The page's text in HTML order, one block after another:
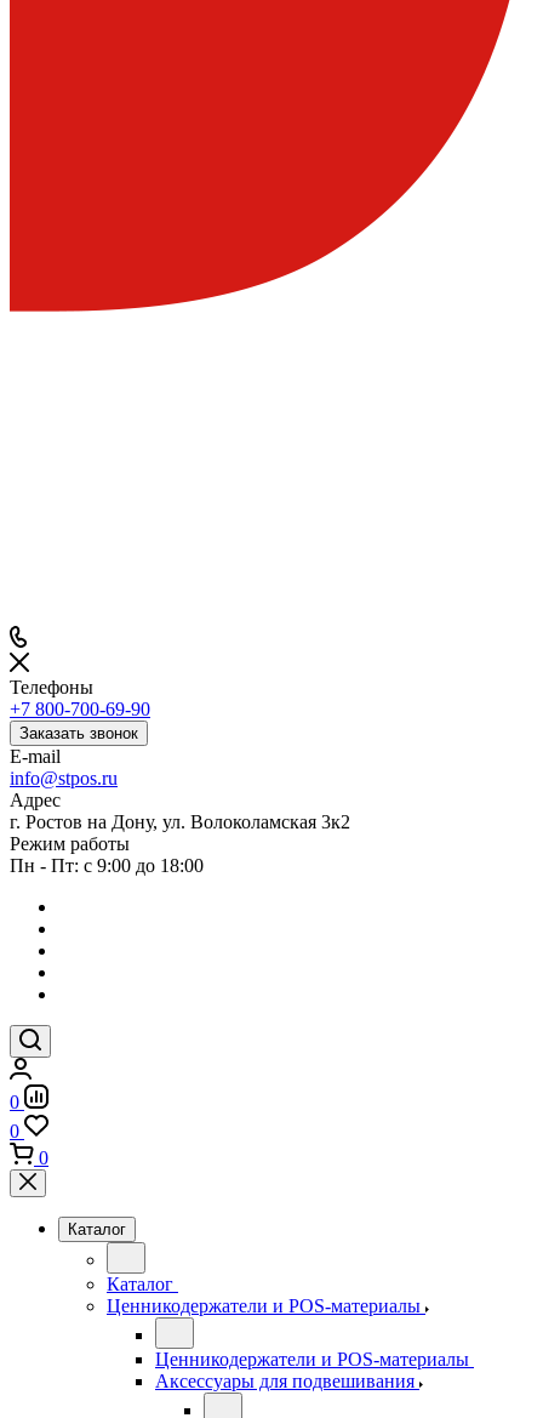
Телефоны
+7 800-700-69-90
Заказать звонок
E-mail
info@stpos.ru
Адрес
г. Ростов на Дону, ул. Волоколамская 3к2
Режим работы
Пн - Пт: с 9:00 до 18:00
0
0
0
Каталог
Каталог
Ценникодержатели и POS-материалы
Ценникодержатели и POS-материалы
Аксессуары для подвешивания